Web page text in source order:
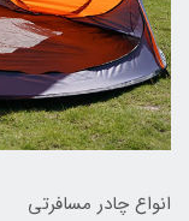
انواع چادر مسافرتی